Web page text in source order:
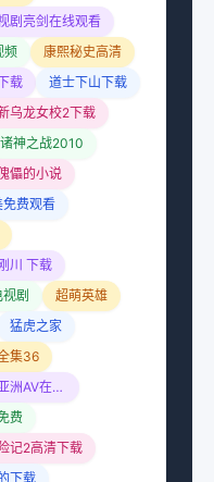
剧亮剑在线观看
频
康熙秘史高清
载
道士下山下载
乌龙女校2下载
诸神之战2010
儡的小说
费观看
川 下载
视剧
超萌英雄
猛虎之家
集36
精品成人无码亚洲AV在线小说
费
记2高清下载
下载